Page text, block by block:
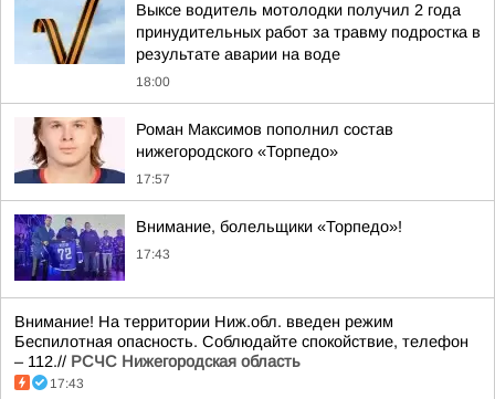
Выксе водитель мотолодки получил 2 года
принудительных работ за травму подростка в
результате аварии на воде
18:00
Роман Максимов пополнил состав
нижегородского «Торпедо»
17:57
Внимание, болельщики «Торпедо»!
17:43
Внимание! На территории Ниж.обл. введен режим
Беспилотная опасность. Соблюдайте спокойствие, телефон
– 112.// РСЧС Нижегородская область
17:43